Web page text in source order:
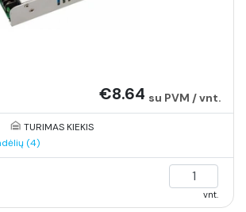
€8.64 su PVM / vnt.
TURIMAS KIEKIS
(4)
vnt.